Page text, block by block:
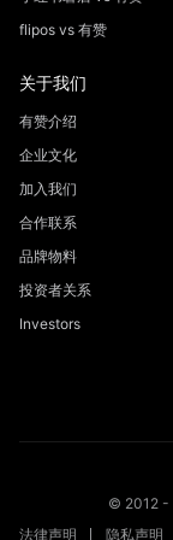
flipos vs 有赞
关于我们
有赞介绍
企业文化
加入我们
合作联系
品牌物料
投资者关系
Investors
© 2012 -
法律声明
隐私声明